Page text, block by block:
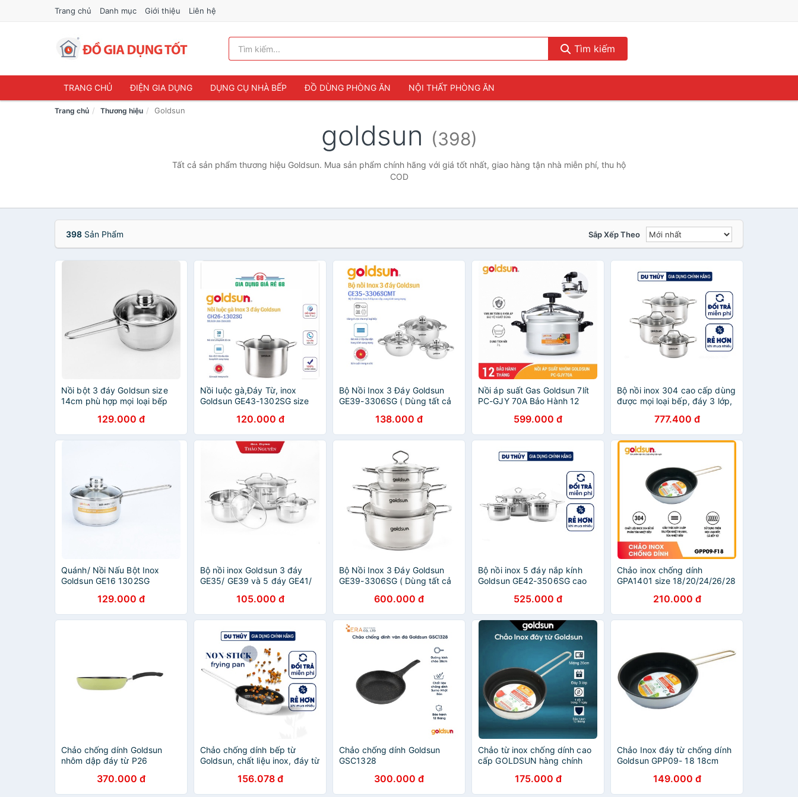
Trang chủ Danh mục Giới thiệu Liên hệ
Tìm kiếm
TRANG CHỦ ĐIỆN GIA DỤNG DỤNG CỤ NHÀ BẾP ĐỒ DÙNG PHÒNG ĂN NỘI THẤT PHÒNG ĂN
Trang chủ Thương hiệu Goldsun
goldsun (398)
Tất cả sản phẩm thương hiệu Goldsun. Mua sản phẩm chính hãng với giá tốt nhất, giao hàng tận nhà miễn phí, thu hộ
COD
398 Sản Phẩm Sắp Xếp Theo
Nồi bột 3 đáy Goldsun size
14cm phù hợp mọi loại bếp
129.000 đ
Nồi luộc gà,Đáy Từ, inox
Goldsun GE43-1302SG size
120.000 đ
Bộ Nồi Inox 3 Đáy Goldsun
GE39-3306SG ( Dùng tất cả
138.000 đ
Nồi áp suất Gas Goldsun 7lít
PC-GJY 70A Bảo Hành 12
599.000 đ
Bộ nồi inox 304 cao cấp dùng
được mọi loại bếp, đáy 3 lớp,
nắp kính cường lực chịu nhiệt
777.400 đ
Quánh/ Nồi Nấu Bột Inox
Goldsun GE16 1302SG
129.000 đ
Bộ nồi inox Goldsun 3 đáy
GE35/ GE39 và 5 đáy GE41/
BẾP- HÀNG CÔNG TY
105.000 đ
Bộ Nồi Inox 3 Đáy Goldsun
GE39-3306SG ( Dùng tất cả
Chính Hãng600.000 đ
Bộ nồi inox 5 đáy nắp kính
Goldsun GE42-3506SG cao
sáng bóng, vung kính trong
suốt chịu nhiệt
525.000 đ
Chảo inox chống dính
GPA1401 size 18/20/24/26/28
210.000 đ
Chảo chống dính Goldsun
nhôm dập đáy từ P26
370.000 đ
Chảo chống dính bếp từ
Goldsun, chất liệu inox, đáy từ
được trên nhiều loại bếp
156.078 đ
Chảo chống dính Goldsun
GSC1328
300.000 đ
Chảo từ inox chống dính cao
cấp GOLDSUN hàng chính
175.000 đ
Chảo Inox đáy từ chống dính
Goldsun GPP09- 18 18cm
149.000 đ